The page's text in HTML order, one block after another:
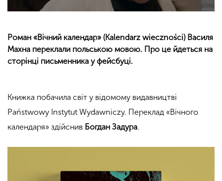
Роман «Вічний календар» (Kalendarz wieczności) Василя
Махна переклали польською мовою. Про це йдеться на
сторінці письменника у фейсбуці.
Книжка побачила світ у відомому видавництві
Państwowy Instytut Wydawniczy. Переклад «Вічного
календаря» здійснив Богдан Задура.